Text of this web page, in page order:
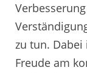
zu tun.
Freude am